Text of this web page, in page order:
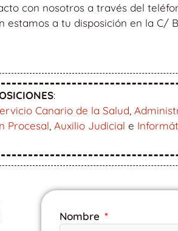
con nosotros a través del
estamos a tu disposición en la C/
:
Canario de la Salud
Procesal Auxilio Judicial e
Nombre